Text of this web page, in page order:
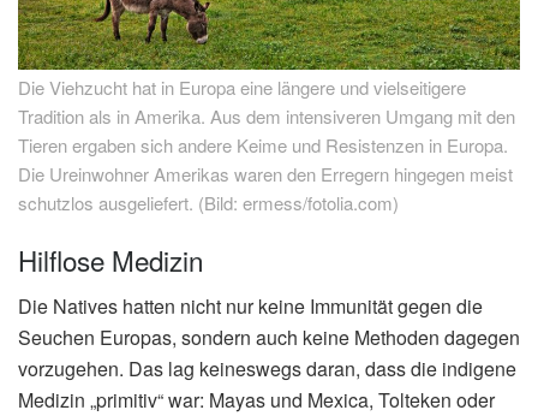
Die Viehzucht hat in Europa eine längere und vielseitigere
Tradition als in Amerika. Aus dem intensiveren Umgang mit den
Tieren ergaben sich andere Keime und Resistenzen in Europa.
Die Ureinwohner Amerikas waren den Erregern hingegen meist
schutzlos ausgeliefert. (Bild: ermess/fotolia.com)
Hilflose Medizin
Die Natives hatten nicht nur keine Immunität gegen die
Seuchen Europas, sondern auch keine Methoden dagegen
vorzugehen. Das lag keineswegs daran, dass die indigene
Medizin „primitiv“ war: Mayas und Mexica, Tolteken oder